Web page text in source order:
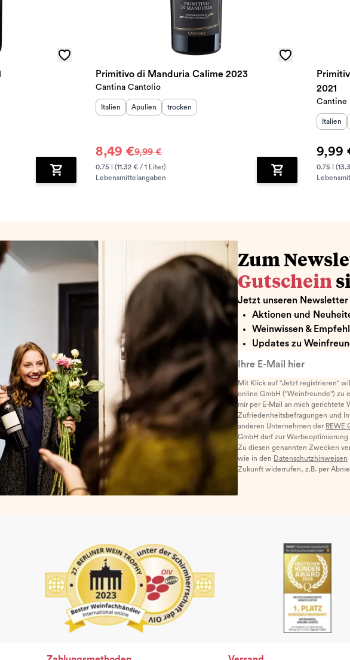
Zum Warenkorb hinzufügen
Primitivo di Manduria Calime 2023
Cantina Cantolio
Herkunftsland:
Italien Herkunftsregion:
Apulien Geschmack
trocken
8,49 €9,99 €
0.75 l (11.32 € / 1 Liter)
Lebensmittelangaben
Zum Warenkorb
2021
Cantine
Italien
9,99
0.75 l
Zum
Gutschein
Jetzt unseren
Aktionen und
Weinwissen &
Updates zu
Mit Klick auf "Jetzt registrieren"
online GmbH ("Weinfreunde") zu
mir per E-Mail an mich gerichtete
Zufriedenheitsbefragungen und
anderen Unternehmen der REWE
GmbH darf zur
Zu diesen genannten Zwecken
wie in den Datenschutzhinweisen
Zukunft widerrufen, z.B. per